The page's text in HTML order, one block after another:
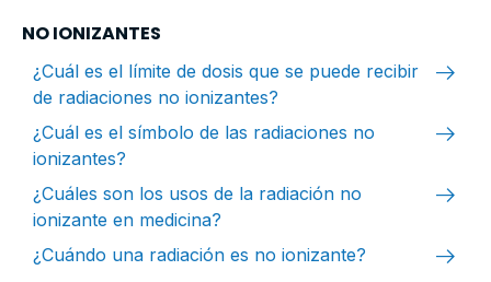
NO IONIZANTES
¿Cuál es el límite de dosis que se puede recibir
de radiaciones no ionizantes?
arrow_right_alt
¿Cuál es el símbolo de las radiaciones no
ionizantes?
arrow_right_alt
¿Cuáles son los usos de la radiación no
ionizante en medicina?
arrow_right_alt
¿Cuándo una radiación es no ionizante? arrow_right_alt